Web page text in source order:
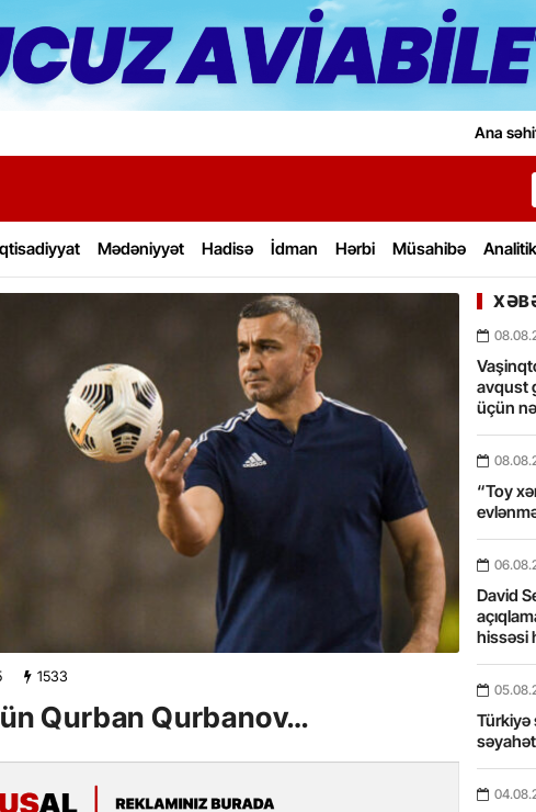
Ana
Mədəniyyət Hadisə İdman Hərbi Müsahibə
1533
Qurban Qurbanov…
avqust
üçün
“Toy
David
hissəsi
Türkiyə